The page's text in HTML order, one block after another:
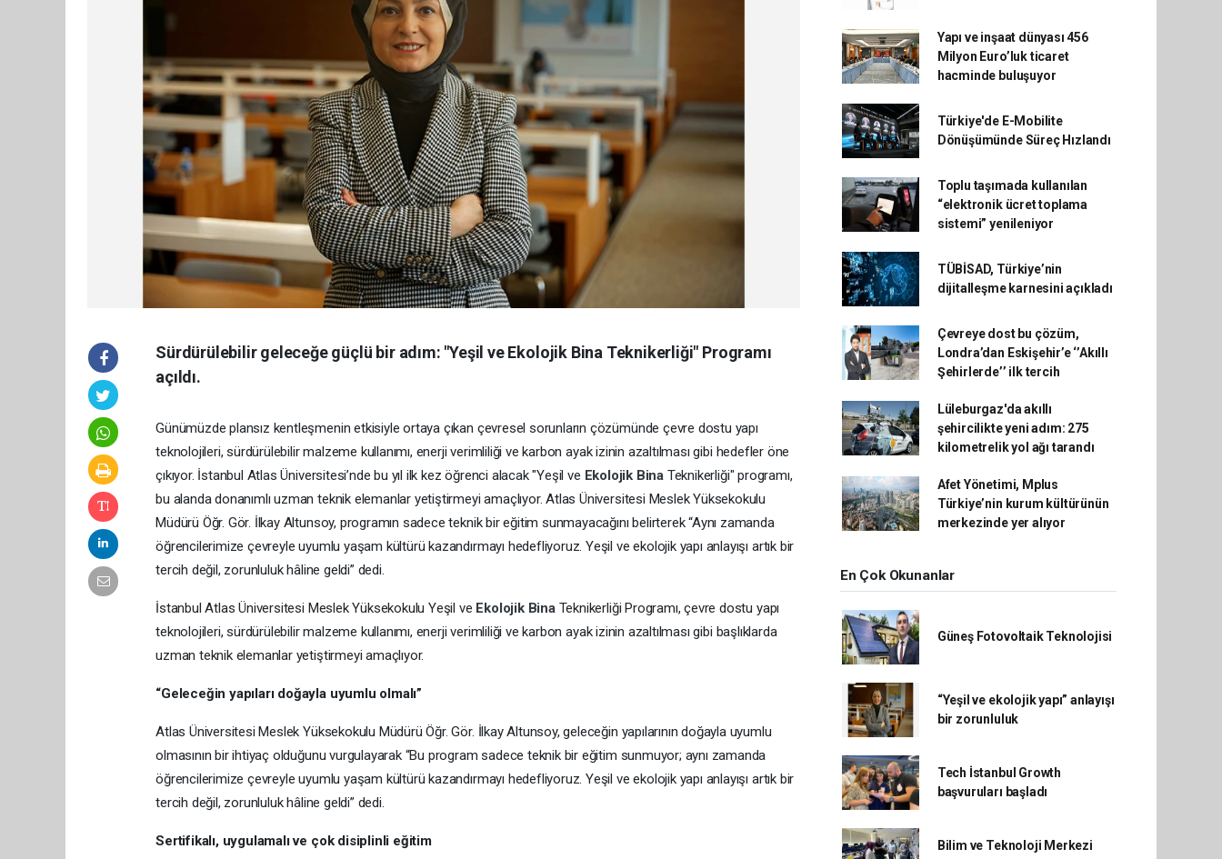
Sürdürülebilir geleceğe güçlü bir adım: "Yeşil ve Ekolojik Bina Teknikerliği" Programı
açıldı.
Günümüzde plansız kentleşmenin etkisiyle ortaya çıkan çevresel sorunların çözümünde çevre dostu yapı
teknolojileri, sürdürülebilir malzeme kullanımı, enerji verimliliği ve karbon ayak izinin azaltılması gibi hedefler öne
çıkıyor. İstanbul Atlas Üniversitesi’nde bu yıl ilk kez öğrenci alacak "Yeşil ve Ekolojik Bina Teknikerliği" programı,
bu alanda donanımlı uzman teknik elemanlar yetiştirmeyi amaçlıyor. Atlas Üniversitesi Meslek Yüksekokulu
Müdürü Öğr. Gör. İlkay Altunsoy, programın sadece teknik bir eğitim sunmayacağını belirterek “Aynı zamanda
öğrencilerimize çevreyle uyumlu yaşam kültürü kazandırmayı hedefliyoruz. Yeşil ve ekolojik yapı anlayışı artık bir
tercih değil, zorunluluk hâline geldi” dedi.
İstanbul Atlas Üniversitesi Meslek Yüksekokulu Yeşil ve Ekolojik Bina Teknikerliği Programı, çevre dostu yapı
teknolojileri, sürdürülebilir malzeme kullanımı, enerji verimliliği ve karbon ayak izinin azaltılması gibi başlıklarda
uzman teknik elemanlar yetiştirmeyi amaçlıyor.
“Geleceğin yapıları doğayla uyumlu olmalı”
Atlas Üniversitesi Meslek Yüksekokulu Müdürü Öğr. Gör. İlkay Altunsoy, geleceğin yapılarının doğayla uyumlu
olmasının bir ihtiyaç olduğunu vurgulayarak “Bu program sadece teknik bir eğitim sunmuyor; aynı zamanda
öğrencilerimize çevreyle uyumlu yaşam kültürü kazandırmayı hedefliyoruz. Yeşil ve ekolojik yapı anlayışı artık bir
tercih değil, zorunluluk hâline geldi” dedi.
Sertifikalı, uygulamalı ve çok disiplinli eğitim
Yapı ve inşaat dünyası 456
Milyon Euro’luk ticaret
hacminde buluşuyor
Türkiye'de E-Mobilite
Dönüşümünde Süreç Hızlandı
Toplu taşımada kullanılan
“elektronik ücret toplama
sistemi” yenileniyor
TÜBİSAD, Türkiye’nin
dijitalleşme karnesini açıkladı
Çevreye dost bu çözüm,
Londra’dan Eskişehir’e ‘’Akıllı
Şehirlerde’’ ilk tercih
Lüleburgaz'da akıllı
şehircilikte yeni adım: 275
kilometrelik yol ağı tarandı
Afet Yönetimi, Mplus
Türkiye’nin kurum kültürünün
merkezinde yer alıyor
En Çok Okunanlar
Güneş Fotovoltaik Teknolojisi
“Yeşil ve ekolojik yapı” anlayışı
bir zorunluluk
Tech İstanbul Growth
başvuruları başladı
Bilim ve Teknoloji Merkezi